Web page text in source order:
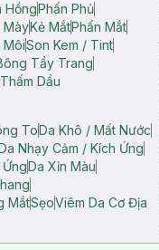
HồngPhấn Phủ
MàyKẻ MắtPhấn Mắt
MôiSon Kem / Tint
Tẩy Trang
Dầu
ToDa Khô / Mất Nước
Nhạy Cảm / Kích Ứng
Da Xỉn Màu
MắtSẹoViêm Da Cơ Địa